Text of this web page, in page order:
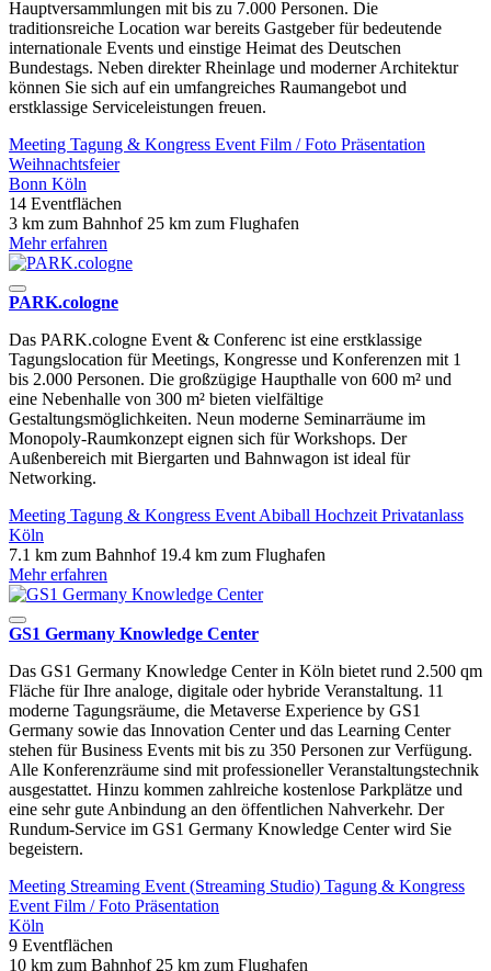
Hauptversammlungen mit bis zu 7.000 Personen. Die
traditionsreiche Location war bereits Gastgeber für bedeutende
internationale Events und einstige Heimat des Deutschen
Bundestags. Neben direkter Rheinlage und moderner Architektur
können Sie sich auf ein umfangreiches Raumangebot und
erstklassige Serviceleistungen freuen.
Meeting Tagung & Kongress Event Film / Foto Präsentation
Weihnachtsfeier
Bonn Köln
14 Eventflächen
3 km zum Bahnhof 25 km zum Flughafen
Mehr erfahren
PARK.cologne
Das PARK.cologne Event & Conferenc ist eine erstklassige
Tagungslocation für Meetings, Kongresse und Konferenzen mit 1
bis 2.000 Personen. Die großzügige Haupthalle von 600 m² und
eine Nebenhalle von 300 m² bieten vielfältige
Gestaltungsmöglichkeiten. Neun moderne Seminarräume im
Monopoly-Raumkonzept eignen sich für Workshops. Der
Außenbereich mit Biergarten und Bahnwagon ist ideal für
Networking.
Meeting Tagung & Kongress Event Abiball Hochzeit Privatanlass
Köln
7.1 km zum Bahnhof 19.4 km zum Flughafen
Mehr erfahren
GS1 Germany Knowledge Center
Das GS1 Germany Knowledge Center in Köln bietet rund 2.500 qm
Fläche für Ihre analoge, digitale oder hybride Veranstaltung. 11
moderne Tagungsräume, die Metaverse Experience by GS1
Germany sowie das Innovation Center und das Learning Center
stehen für Business Events mit bis zu 350 Personen zur Verfügung.
Alle Konferenzräume sind mit professioneller Veranstaltungstechnik
ausgestattet. Hinzu kommen zahlreiche kostenlose Parkplätze und
eine sehr gute Anbindung an den öffentlichen Nahverkehr. Der
Rundum-Service im GS1 Germany Knowledge Center wird Sie
begeistern.
Meeting Streaming Event (Streaming Studio) Tagung & Kongress
Event Film / Foto Präsentation
Köln
9 Eventflächen
10 km zum Bahnhof 25 km zum Flughafen